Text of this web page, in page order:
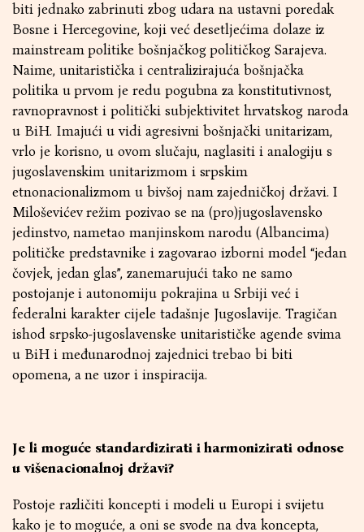
biti jednako zabrinuti zbog udara na ustavni poredak
Bosne i Hercegovine, koji već desetljećima dolaze iz
mainstream politike bošnjačkog političkog Sarajeva.
Naime, unitaristička i centralizirajuća bošnjačka
politika u prvom je redu pogubna za konstitutivnost,
ravnopravnost i politički subjektivitet hrvatskog naroda
u BiH. Imajući u vidi agresivni bošnjački unitarizam,
vrlo je korisno, u ovom slučaju, naglasiti i analogiju s
jugoslavenskim unitarizmom i srpskim
etnonacionalizmom u bivšoj nam zajedničkoj državi. I
Miloševićev režim pozivao se na (pro)jugoslavensko
jedinstvo, nametao manjinskom narodu (Albancima)
političke predstavnike i zagovarao izborni model “jedan
čovjek, jedan glas”, zanemarujući tako ne samo
postojanje i autonomiju pokrajina u Srbiji već i
federalni karakter cijele tadašnje Jugoslavije. Tragičan
ishod srpsko-jugoslavenske unitarističke agende svima
u BiH i međunarodnoj zajednici trebao bi biti
opomena, a ne uzor i inspiracija.
Je li moguće standardizirati i harmonizirati odnose
u višenacionalnoj državi?
Postoje različiti koncepti i modeli u Europi i svijetu
kako je to moguće, a oni se svode na dva koncepta,